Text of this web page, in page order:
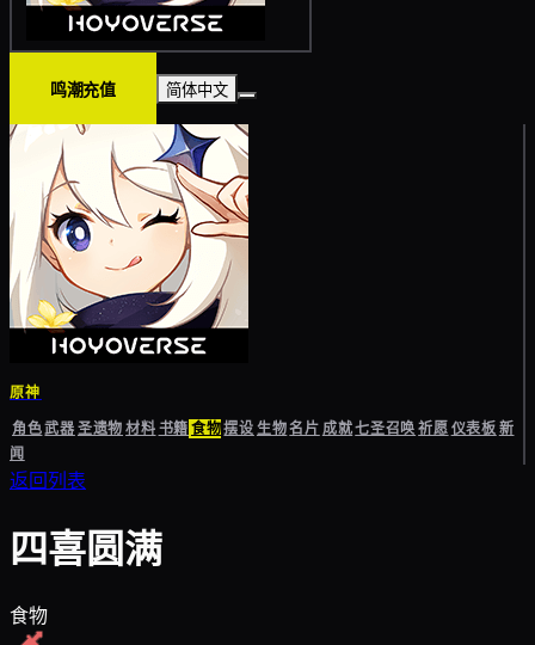
鸣潮充值 简体中文
原神
角色武器圣遗物材料书籍食物摆设生物名片成就七圣召唤祈愿仪表板新
闻
返回列表
四喜圆满
食物